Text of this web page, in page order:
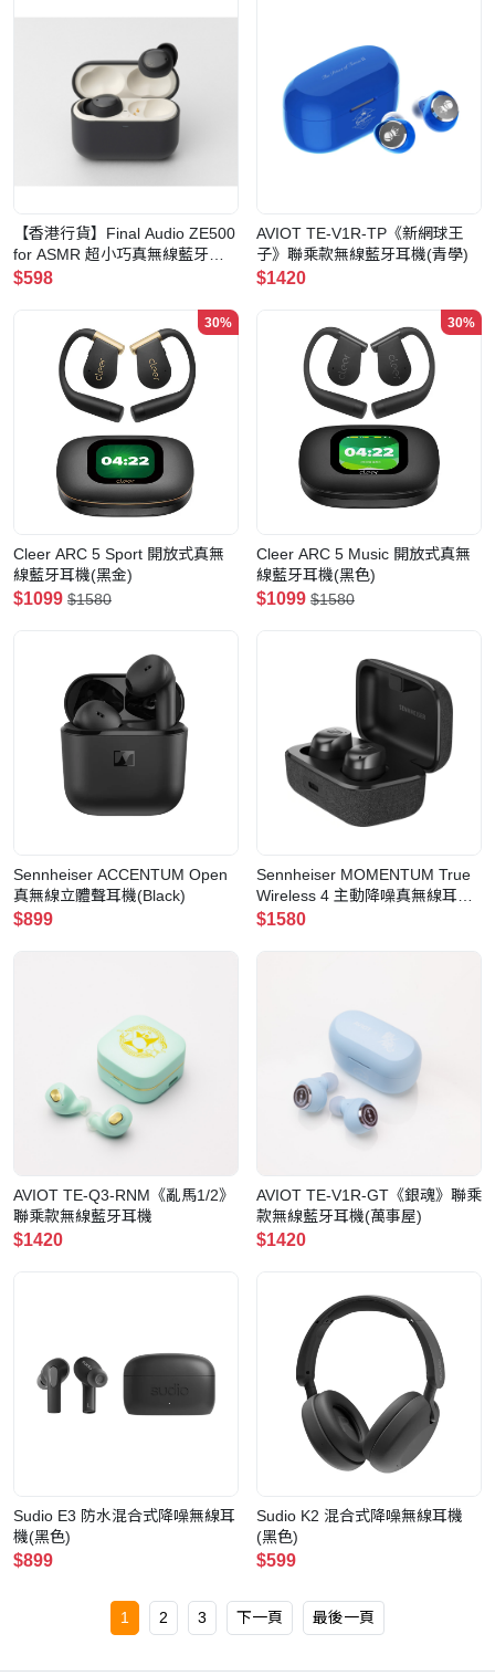
【香港行貨】Final Audio ZE500
for ASMR 超小巧真無線藍牙耳
機(暗灰色)
$598
AVIOT TE-V1R-TP《新網球王
子》聯乘款無線藍牙耳機(青學)
$1420
30%
Cleer ARC 5 Sport 開放式真無
線藍牙耳機(黑金)
$1099 $1580
30%
Cleer ARC 5 Music 開放式真無
線藍牙耳機(黑色)
$1099 $1580
Sennheiser ACCENTUM Open
真無線立體聲耳機(Black)
$899
Sennheiser MOMENTUM True
Wireless 4 主動降噪真無線耳機
(Graphite)
$1580
AVIOT TE-Q3-RNM《亂馬1/2》
聯乘款無線藍牙耳機
$1420
AVIOT TE-V1R-GT《銀魂》聯乘
款無線藍牙耳機(萬事屋)
$1420
Sudio E3 防水混合式降噪無線耳
機(黑色)
$899
Sudio K2 混合式降噪無線耳機
(黑色)
$599
1 2 3 下一頁 最後一頁